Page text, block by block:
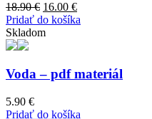
18.90€ Original
price
was:
16.00 €Current
price
Pridať do košíka
Skladom
Voda – pdf materiál
5.90 €
Pridať do košíka